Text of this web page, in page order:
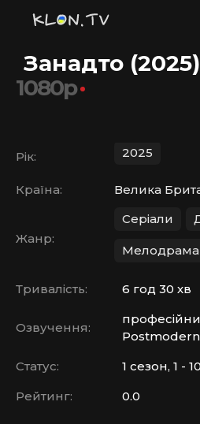
Занадто (2025)
1080p
Рік: 2025
Країна: Велика
Жанр:
Серіали
Мелодрама
Тривалість: 6 год 30 хв
Озвучення:
Статус:
1 сезон, 1 -
Рейтинг:
0.0